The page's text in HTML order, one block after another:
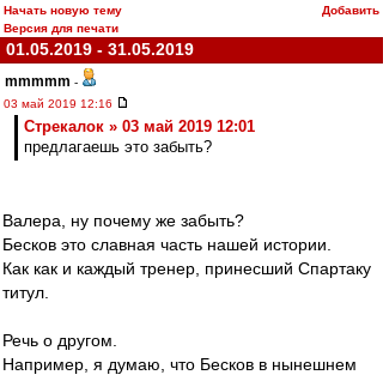
Начать новую тему
Добавить
Версия для печати
01.05.2019 - 31.05.2019
mmmmm -
03 май 2019 12:16
Стрекалок » 03 май 2019 12:01
предлагаешь это забыть?
Валера, ну почему же забыть?
Бесков это славная часть нашей истории.
Как как и каждый тренер, принесший Спартаку
титул.
Речь о другом.
Например, я думаю, что Бесков в нынешнем